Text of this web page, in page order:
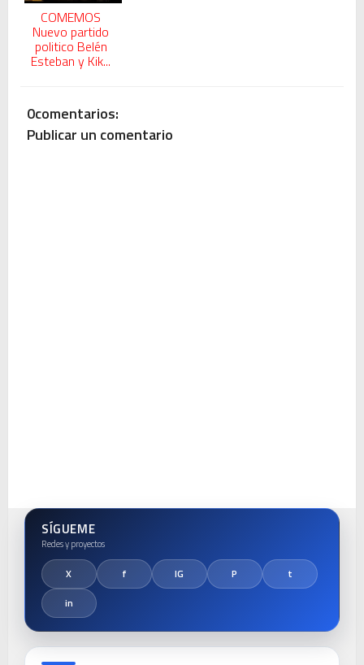
COMEMOS
Nuevo partido
politico Belén
Esteban y Kik...
0comentarios:
Publicar un comentario
SÍGUEME